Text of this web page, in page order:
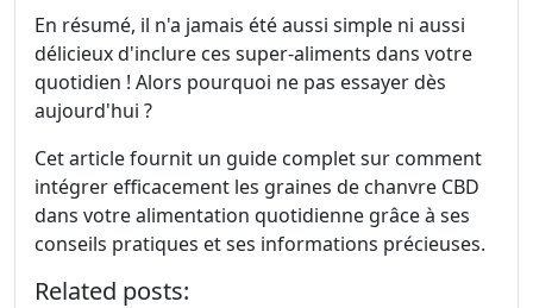
En résumé, il n'a jamais été aussi simple ni aussi
délicieux d'inclure ces super-aliments dans votre
quotidien ! Alors pourquoi ne pas essayer dès
aujourd'hui ?
Cet article fournit un guide complet sur comment
intégrer efficacement les graines de chanvre CBD
dans votre alimentation quotidienne grâce à ses
conseils pratiques et ses informations précieuses.
Related posts: